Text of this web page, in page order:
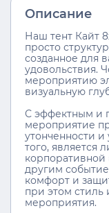
Описание
Наш тент Кайт
просто
созданное для
удовольствия.
мероприятию
визуальную
С эффектным и
мероприятие
утонченности
того, является
другим
комфорт и
при этом стиль
мероприятия.